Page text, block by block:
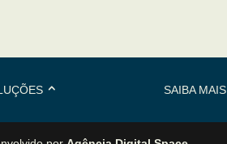
SAIBA MAIS